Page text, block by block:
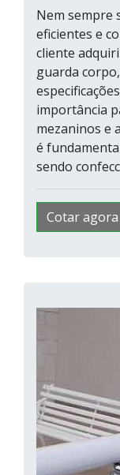
Nem sempre
eficientes e
cliente
guarda
importância
mezaninos e
é
sendo
Cotar agora